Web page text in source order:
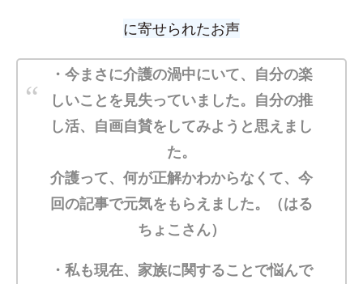
に寄せられたお声
・ 今まさに介護の渦中にいて、自分の楽
しいことを見失っていました。自分の推
し活、自画自賛をしてみようと思えまし
た。
介護って、何が正解かわからなくて、今
回の記事で元気をもらえました。（はる
ちょこさん）
・私も現在、家族に関することで悩んで